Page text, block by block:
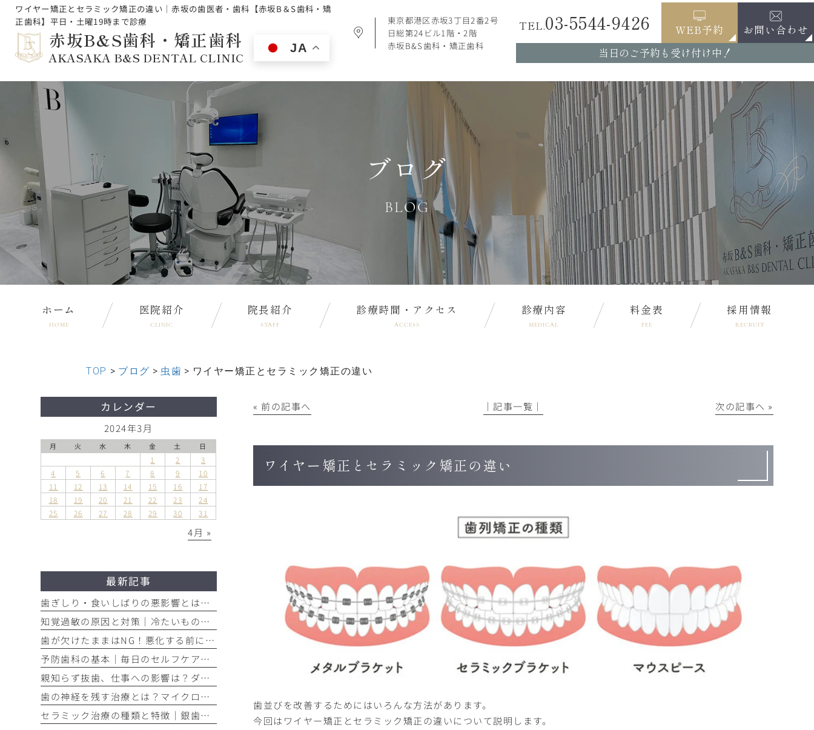
ワイヤー矯正とセラミック矯正の違い｜赤坂の歯医者・歯科【赤坂B＆S歯科・矯
正歯科】平日・土曜19時まで診療
赤坂B&S歯科・矯正歯科
AKASAKA B&S DENTAL CLINIC
JA
東京都港区赤坂3丁目2番2号
日総第24ビル1階・2階
赤坂B&S歯科・矯正歯科
TEL. 03-5544-9426 WEB予約 お問い合わせ
当日のご予約も受け付け中！
ブログ
BLOG
TOP > ブログ > 虫歯 > ワイヤー矯正とセラミック矯正の違い
ホーム
HOME
医院紹介
CLINIC
院長紹介
STAFF
診療時間・アクセス
ACCESS
診療内容
MEDICAL
料金表
FEE
採用情報
RECRUIT
« 前の記事へ │記事一覧│ 次の記事へ »
ワイヤー矯正とセラミック矯正の違い
歯並びを改善するためにはいろんな方法があります。
今回はワイヤー矯正とセラミック矯正の違いについて説明します。
カレンダー
2024年3月
月 火 水 木 金 土 日
1 2
3
4
5 6 7 8 9
10
11
12 13 14 15 16
17
18
19 20 21 22 23
24
25
26 27 28 29 30 31
4月 »
最新記事
歯ぎしり・食いしばりの悪影響とは？歯を守るマウスピースの役割
知覚過敏の原因と対策｜冷たいものがしみる痛みを今すぐ和らげる方法
歯が欠けたままはNG！悪化する前に知るべき応急処置と歯医者での治療
予防歯科の基本｜毎日のセルフケアと定期検診で将来の歯を守る方法
親知らず抜歯、仕事への影響は？ダウンタイムと抜く基準を解説
歯の神経を残す治療とは？マイクロスコープ精密根管治療のメリット
セラミック治療の種類と特徴｜銀歯からのやり替えで後悔しない選び方